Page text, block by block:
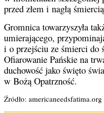
przed złem i nagłą
Gromnica towarzyszyła
umierającego,
i o przejściu ze śmierci do
Ofiarowanie Pańskie na
duchowość jako święto
w Bożą Opatrzność.
Źródło: americaneedsfatima.org